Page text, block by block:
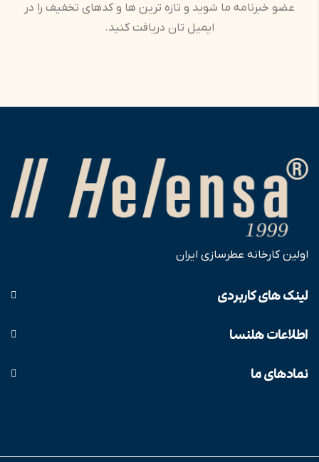
عضو خبرنامه ما شوید و تازه ترین ها و کدهای تخفیف را در
ایمیل تان دریافت کنید.
اولین کارخانه عطرسازی ایران
لینک های کاربردی
اطلاعات هلنسا
نمادهای ما